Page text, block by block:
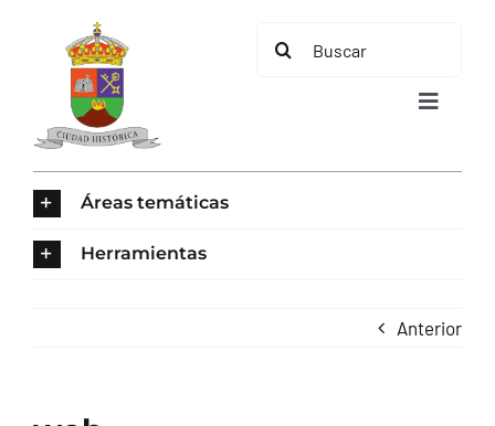
contenido
Buscar:
Toggle
Áreas temáticas
Herramientas
Anterior